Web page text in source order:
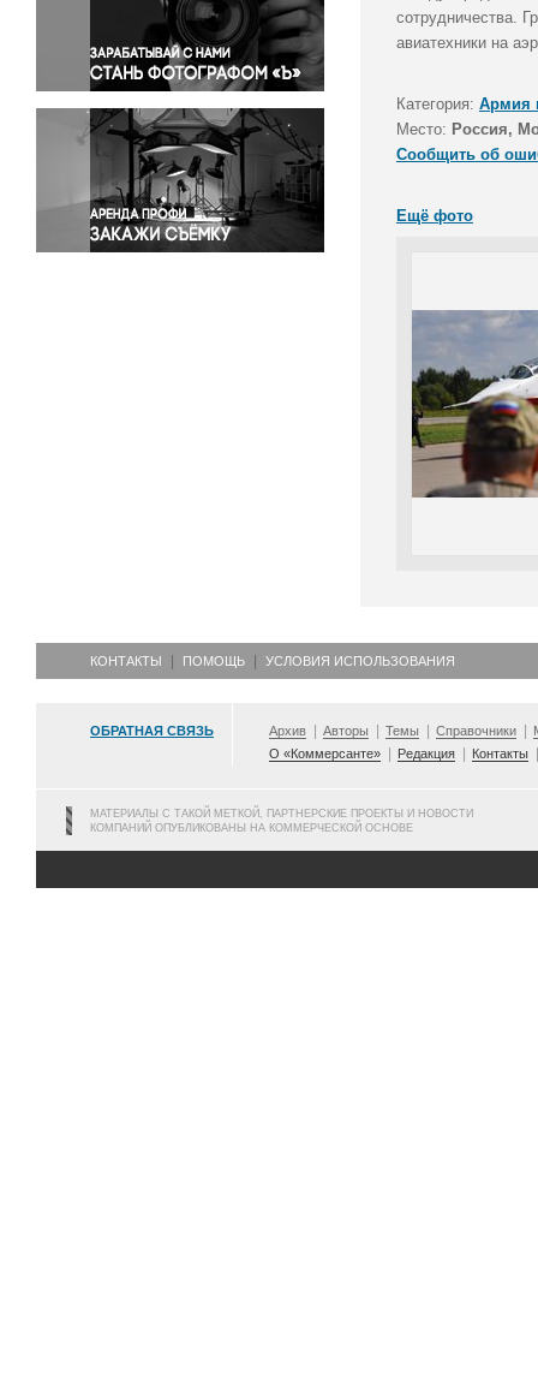
Правосудие
Происшествия и конфликты
Религия
Светская жизнь
Спорт
Экология
Экономика и бизнес
сотрудничества.
авиатехники на
Категория: Армия
Место: Россия,
Сообщить об
Ещё фото
КОНТАКТЫ ПОМОЩЬ УСЛОВИЯ ИСПОЛЬЗОВАНИЯ
ОБРАТНАЯ СВЯЗЬ Архив Авторы Темы Справочники
О «Коммерсанте»
Редакция Контакты
МАТЕРИАЛЫ С ТАКОЙ МЕТКОЙ, ПАРТНЕРСКИЕ ПРОЕКТЫ И НОВОСТИ
КОМПАНИЙ ОПУБЛИКОВАНЫ НА КОММЕРЧЕСКОЙ ОСНОВЕ